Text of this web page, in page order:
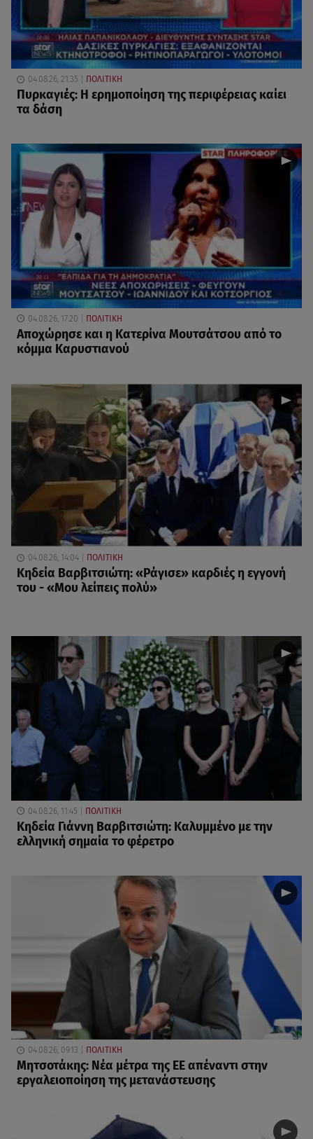
04.08.26, 21:35 ΠΟΛΙΤΙΚΗ
Πυρκαγιές: Η ερημοποίηση της περιφέρειας καίει
τα δάση
04.08.26, 17:20 ΠΟΛΙΤΙΚΗ
Αποχώρησε και η Κατερίνα Μουτσάτσου από το
κόμμα Καρυστιανού
04.08.26, 14:04 ΠΟΛΙΤΙΚΗ
Κηδεία Βαρβιτσιώτη: «Ράγισε» καρδιές η εγγονή
του - «Μου λείπεις πολύ»
04.08.26, 11:45 ΠΟΛΙΤΙΚΗ
Κηδεία Γιάννη Βαρβιτσιώτη: Καλυμμένο με την
ελληνική σημαία το φέρετρο
04.08.26, 09:13 ΠΟΛΙΤΙΚΗ
Μητσοτάκης: Νέα μέτρα της ΕΕ απέναντι στην
εργαλειοποίηση της μετανάστευσης